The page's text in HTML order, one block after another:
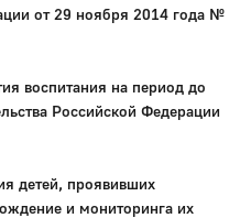
от 29 ноября 2014 года №
воспитания на период до
Российской Федерации
детей, проявивших
и мониторинга их